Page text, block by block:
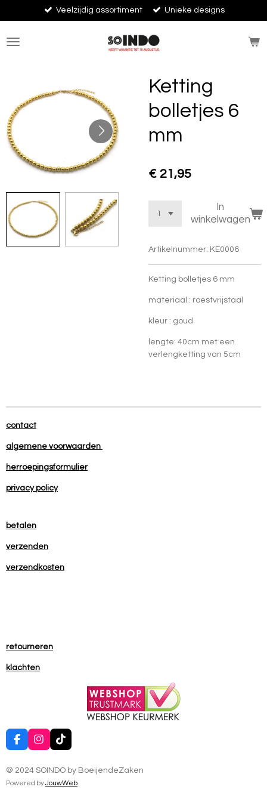
direct
naar
de
Veelzijdig assortiment Unieke designs
Ketting
bolletjes 6
mm
€ 21,95
In
winkelwagen
Artikelnummer: KE0006
Ketting bolletjes 6 mm
materiaal : roestvrijstaal
kleur : goud
lengte: 40cm met een
verlengketting van 5cm
contact
algemene voorwaarden
herroepingsformulier
privacy policy
betalen
verzenden
verzendkosten
retourneren
klachten
F
a
e
b
I
n
t
a
T
i
T
o
© 2024 SOINDO by BoeijendeZaken
Powered byJouwWeb